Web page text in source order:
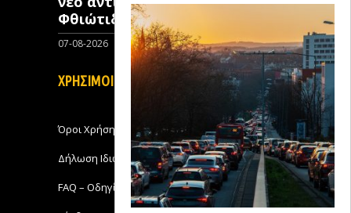
Φθιώτιδα
07-08-2026 0
ΧΡΗΣΙΜΟΙ ΣΥΝΔΕΣΜΟΙ
Όροι Χρήσης
Δήλωση Ιδιωτικότητας
FAQ – Οδηγίες Χρήσης